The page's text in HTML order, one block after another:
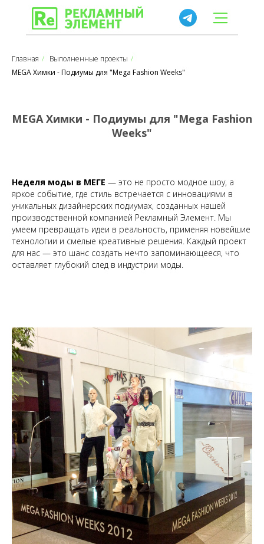
Главная / Выполненные проекты /
MEGA Химки - Подиумы для "Mega Fashion Weeks"
MEGA Химки - Подиумы для "Mega Fashion
Weeks"
Неделя моды в МЕГЕ — это не просто модное шоу, а
яркое событие, где стиль встречается с инновациями в
уникальных дизайнерских подиумах, созданных нашей
производственной компанией Рекламный Элемент. Мы
умеем превращать идеи в реальность, применяя новейшие
технологии и смелые креативные решения. Каждый проект
для нас — это шанс создать нечто запоминающееся, что
оставляет глубокий след в индустрии моды.